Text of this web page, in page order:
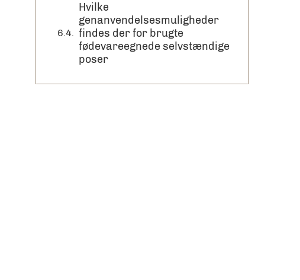
Hvilke
genanvendelsesmuligheder
findes der for brugte
fødevareegnede selvstændige
poser